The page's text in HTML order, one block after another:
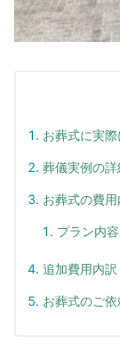
お葬式に実
葬儀実例の詳
お葬式の費用
プラン内容
追加費用内訳
お葬式のご